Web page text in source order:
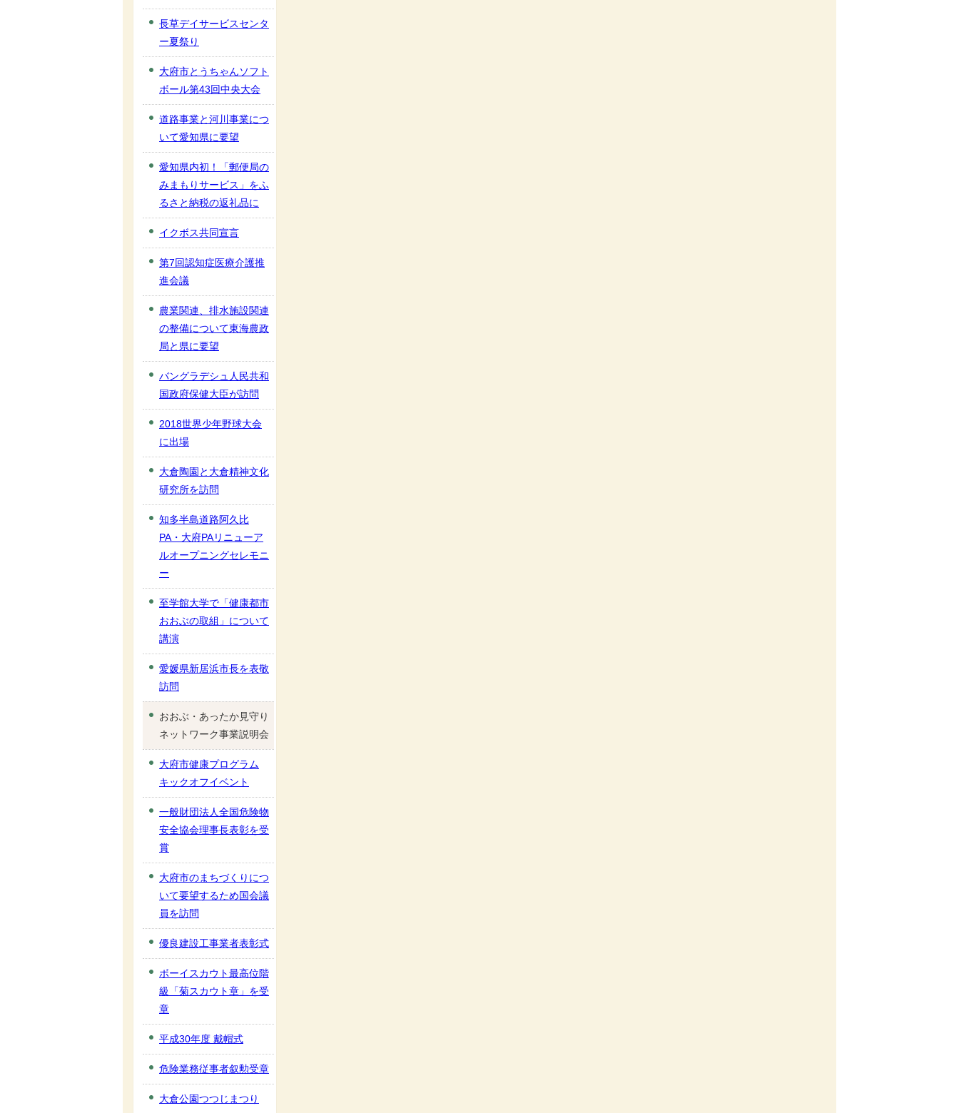
長草デイサービスセンタ
ー夏祭り
大府市とうちゃんソフト
ボール第43回中央大会
道路事業と河川事業につ
いて愛知県に要望
愛知県内初！「郵便局の
みまもりサービス」をふ
るさと納税の返礼品に
イクボス共同宣言
第7回認知症医療介護推
進会議
農業関連、排水施設関連
の整備について東海農政
局と県に要望
バングラデシュ人民共和
国政府保健大臣が訪問
2018世界少年野球大会
に出場
大倉陶園と大倉精神文化
研究所を訪問
知多半島道路阿久比
PA・大府PAリニューア
ルオープニングセレモニ
ー
至学館大学で「健康都市
おおぶの取組」について
講演
愛媛県新居浜市長を表敬
訪問
おおぶ・あったか見守り
ネットワーク事業説明会
大府市健康プログラム
キックオフイベント
一般財団法人全国危険物
安全協会理事長表彰を受
賞
大府市のまちづくりにつ
いて要望するため国会議
員を訪問
優良建設工事業者表彰式
ボーイスカウト最高位階
級「菊スカウト章」を受
章
平成30年度 戴帽式
危険業務従事者叙勲受章
大倉公園つつじまつり